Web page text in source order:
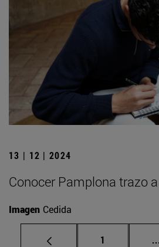
13 | 12 | 2024
Conocer Pamplona trazo
Imagen Cedida
Página
1 ...